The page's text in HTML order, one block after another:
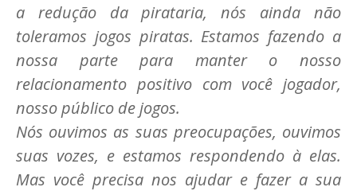
a redução da pirataria, nós ainda não
toleramos jogos piratas. Estamos fazendo a
nossa parte para manter o nosso
relacionamento positivo com você jogador,
nosso público de jogos.
Nós ouvimos as suas preocupações, ouvimos
suas vozes, e estamos respondendo à elas.
Mas você precisa nos ajudar e fazer a sua